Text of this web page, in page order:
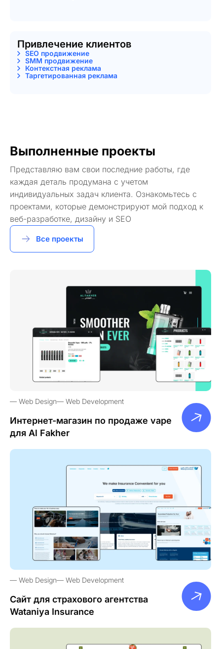
Привлечение клиентов
SEO продвижение
SMM продвижение
Контекстная реклама
Таргетированная реклама
Выполненные проекты
Представляю вам свои последние работы, где
каждая деталь продумана с учетом
индивидуальных задач клиента. Ознакомьтесь с
проектами, которые демонстрируют мой подход к
веб-разработке, дизайну и SEO
Все проекты
Web Design Web Development
Интернет-магазин по продаже vape
для Al Fakher
Web Design Web Development
Сайт для страхового агентства
Wataniya Insurance